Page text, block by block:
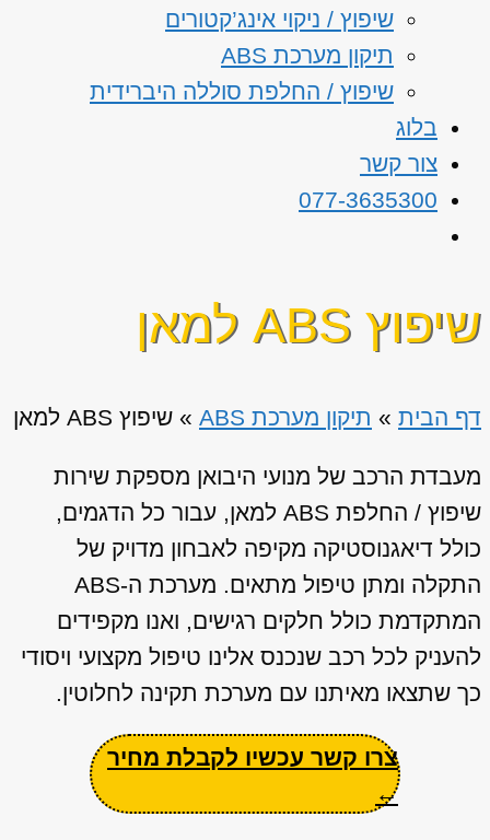
שיפוץ / ניקוי אינג’קטורים
תיקון מערכת ABS
שיפוץ / החלפת סוללה היברידית
בלוג
צור קשר
077-3635300
שיפוץ ABS למאן
דף הבית » תיקון מערכת ABS » שיפוץ ABS למאן
מעבדת הרכב של מנועי היבואן מספקת שירות
שיפוץ / החלפת ABS למאן, עבור כל הדגמים,
כולל דיאגנוסטיקה מקיפה לאבחון מדויק של
התקלה ומתן טיפול מתאים. מערכת ה-ABS
המתקדמת כולל חלקים רגישים, ואנו מקפידים
להעניק לכל רכב שנכנס אלינו טיפול מקצועי ויסודי
כך שתצאו מאיתנו עם מערכת תקינה לחלוטין.
צרו קשר עכשיו לקבלת מחיר
←